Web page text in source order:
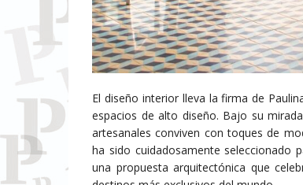
El diseño interior lleva la firma de
espacios de alto diseño. Bajo su
artesanales conviven con toques de
ha sido cuidadosamente seleccionado
una propuesta arquitectónica que